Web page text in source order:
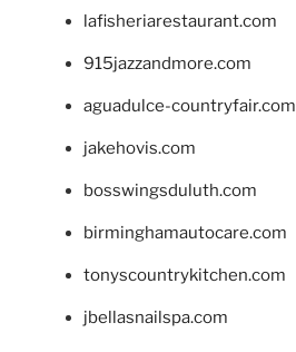
lafisheriarestaurant.com
915jazzandmore.com
aguadulce-countryfair.com
jakehovis.com
bosswingsduluth.com
birminghamautocare.com
tonyscountrykitchen.com
jbellasnailspa.com